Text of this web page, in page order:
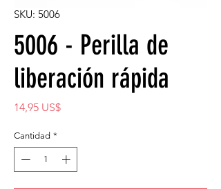
SKU: 5006
5006 - Perilla de
liberación rápida
14,95 US$Precio
Cantidad *